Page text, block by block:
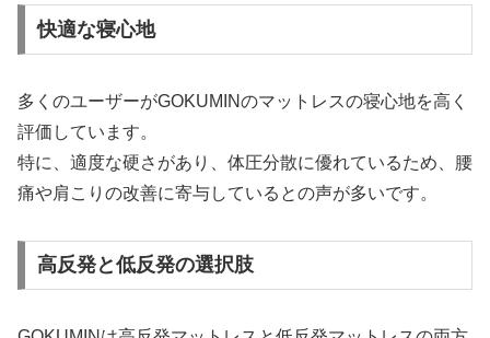
快適な寝心地
多くのユーザーがGOKUMINのマットレスの寝心地を高く
評価しています。
特に、適度な硬さがあり、体圧分散に優れているため、腰
痛や肩こりの改善に寄与しているとの声が多いです。
高反発と低反発の選択肢